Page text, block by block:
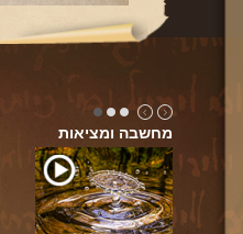
מחשבה ומציאות
עם